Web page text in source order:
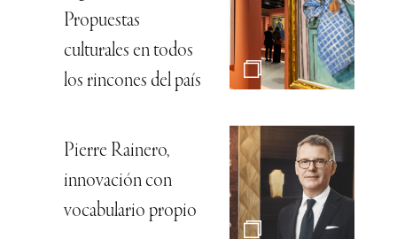
Propuestas
culturales en todos
los rincones del país
Pierre Rainero,
innovación con
vocabulario propio